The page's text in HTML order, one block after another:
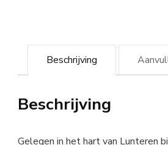
Beschrijving
Beschrijving
Gelegen in het hart van Lunteren